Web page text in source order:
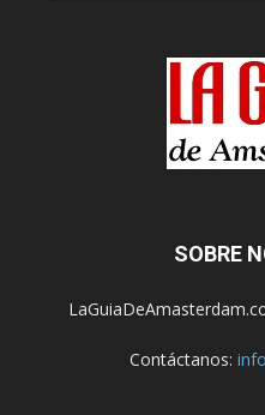
SOBRE
Contáctanos: